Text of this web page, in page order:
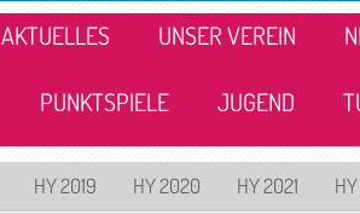
AKTUELLES UNSER VEREIN
PUNKTSPIELE JUGEND
HY 2019 HY 2020 HY 2021